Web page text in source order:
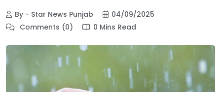
By - Star News Punjab
04/09/2025
Comments (0)
0 Mins Read